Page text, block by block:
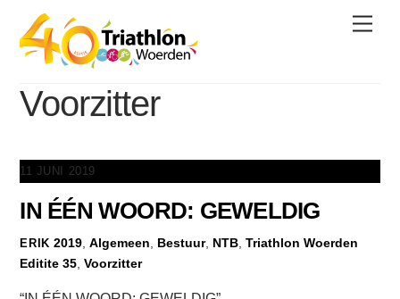
content
Voorzitter
11 JUNI 2019
IN ÉÉN WOORD: GEWELDIG
ERIK 2019, Algemeen, Bestuur, NTB, Triathlon Woerden
Editite 35,Voorzitter